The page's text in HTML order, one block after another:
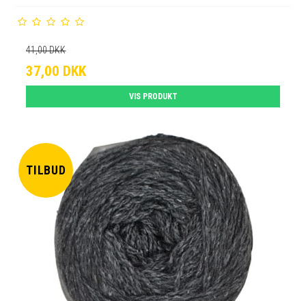
41,00 DKK
37,00 DKK
VIS PRODUKT
TILBUD